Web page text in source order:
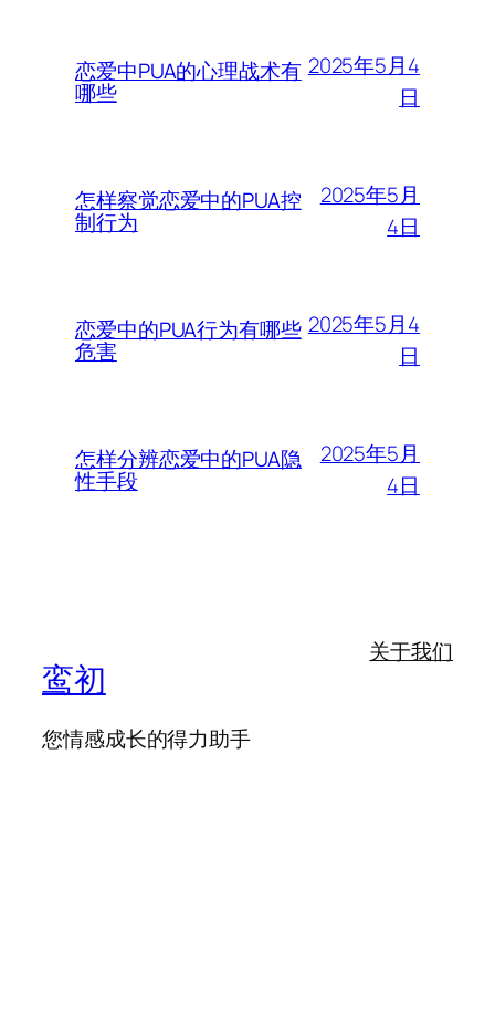
恋爱中PUA的心理战术有
哪些
2025年5月4
日
怎样察觉恋爱中的PUA控
制行为
2025年5月
4日
恋爱中的PUA行为有哪些
危害
2025年5月4
日
怎样分辨恋爱中的PUA隐
性手段
2025年5月
4日
鸾初
您情感成长的得力助手
关于我们